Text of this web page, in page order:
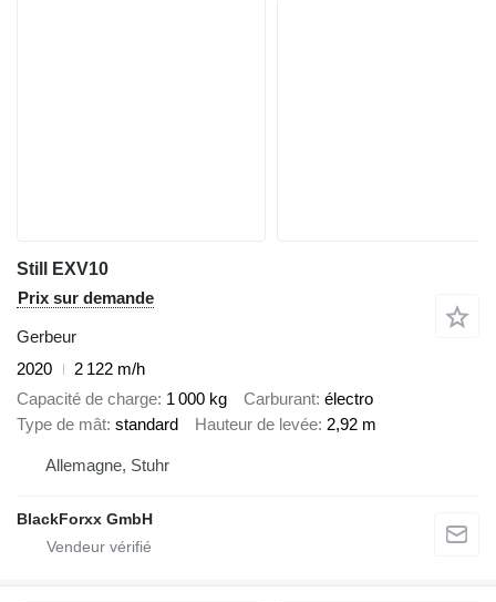
Still EXV10
Prix sur demande
Gerbeur
2020
2 122 m/h
Capacité de charge 1 000 kg Carburant électro
Type de mât standard Hauteur de levée 2,92 m
Allemagne, Stuhr
BlackForxx GmbH